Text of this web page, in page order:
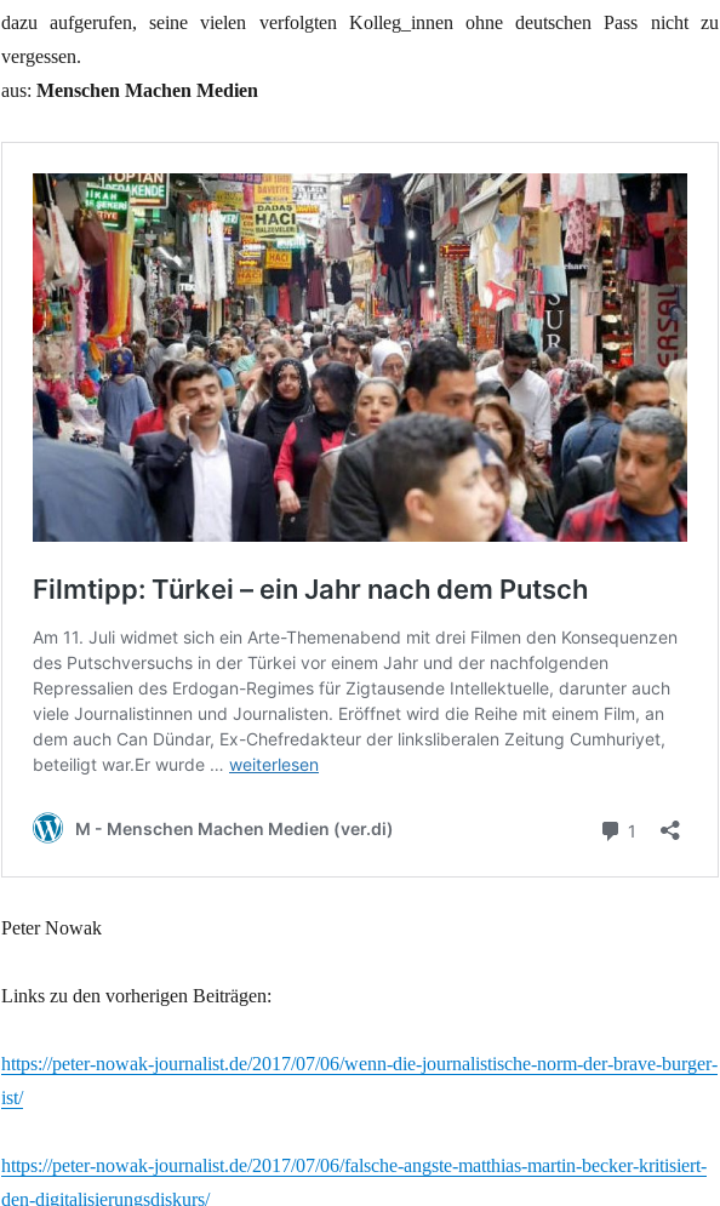
dazu aufgerufen, seine vielen verfolgten Kolleg_innen ohne deutschen Pass nicht zu
vergessen.
aus: Menschen Machen Medien
Peter Nowak
Links zu den vorherigen Beiträgen:
https://peter-nowak-journalist.de/2017/07/06/wenn-die-journalistische-norm-der-brave-burger-
ist/
https://peter-nowak-journalist.de/2017/07/06/falsche-angste-matthias-martin-becker-kritisiert-
den-digitalisierungsdiskurs/